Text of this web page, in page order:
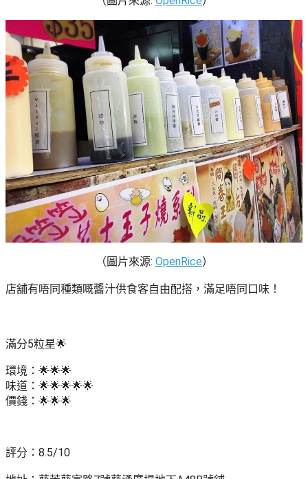
（圖片來源: OpenRice）
店舖有唔同種類嘅醬汁供食客自由配搭，滿足唔同口味！
滿分5粒星🌟
環境：🌟🌟🌟
味道：🌟🌟🌟🌟🌟
價錢：🌟🌟🌟
評分：8.5/10